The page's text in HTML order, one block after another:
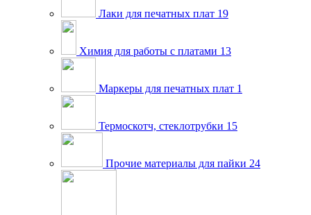
Лаки для печатных плат 19
Химия для работы с платами 13
Маркеры для печатных плат 1
Термоскотч, стеклотрубки 15
Прочие материалы для пайки 24